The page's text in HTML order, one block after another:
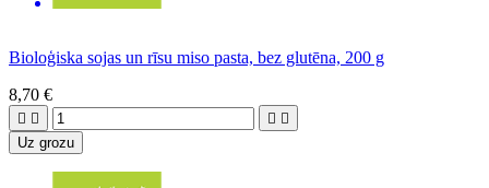
Bioloģiska sojas un rīsu miso pasta, bez glutēna, 200 g
8,70 €
   
Uz grozu